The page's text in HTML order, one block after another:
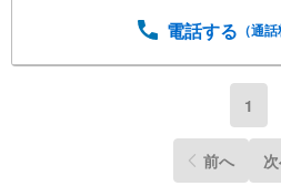
すと、スムーズにご案内が
電話する （通
1
前へ